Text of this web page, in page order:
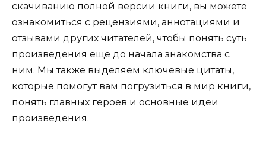
скачиванию полной версии книги, вы можете
ознакомиться с рецензиями, аннотациями и
отзывами других читателей, чтобы понять суть
произведения еще до начала знакомства с
ним. Мы также выделяем ключевые цитаты,
которые помогут вам погрузиться в мир книги,
понять главных героев и основные идеи
произведения.